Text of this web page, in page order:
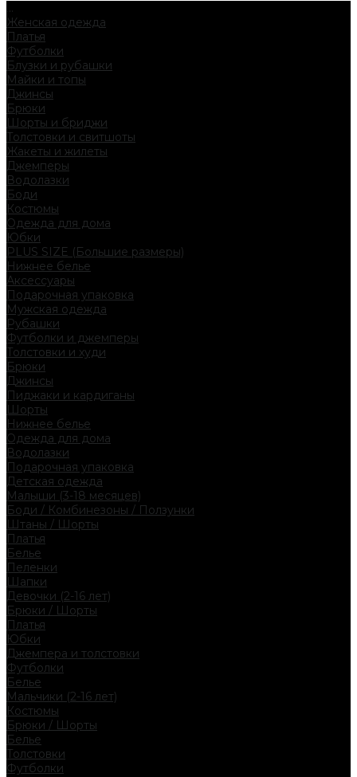
...
Женская одежда
Платья
Футболки
Блузки и рубашки
Майки и топы
Джинсы
Брюки
Шорты и бриджи
Толстовки и свитшоты
Жакеты и жилеты
Джемперы
Водолазки
Боди
Костюмы
Одежда для дома
Юбки
PLUS SIZE (Большие размеры)
Нижнее белье
Аксессуары
Подарочная упаковка
Мужская одежда
Рубашки
Футболки и джемперы
Толстовки и худи
Брюки
Джинсы
Пиджаки и кардиганы
Шорты
Нижнее белье
Одежда для дома
Водолазки
Подарочная упаковка
Детская одежда
Малыши (3-18 месяцев)
Боди / Комбинезоны / Ползунки
Штаны / Шорты
Платья
Белье
Пеленки
Шапки
Девочки (2-16 лет)
Брюки / Шорты
Платья
Юбки
Джемпера и толстовки
Футболки
Белье
Мальчики (2-16 лет)
Костюмы
Брюки / Шорты
Белье
Толстовки
Футболки